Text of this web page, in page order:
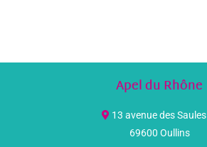
Apel du Rhône
13 avenue des Saules
69600 Oullins